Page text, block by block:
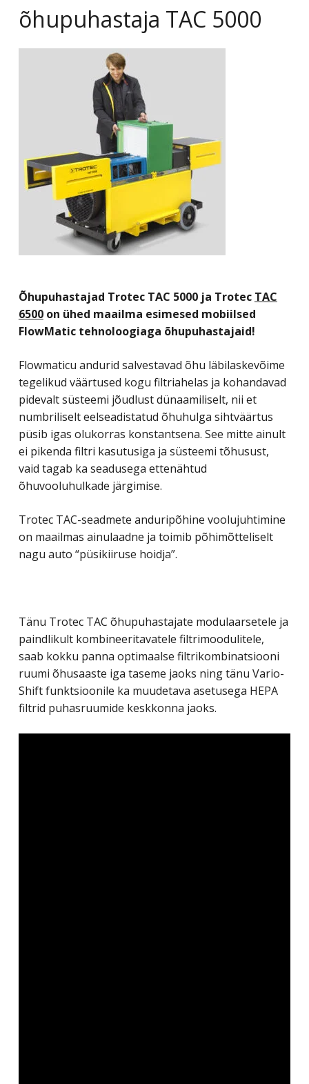
õhupuhastaja TAC 5000
Õhupuhastajad Trotec TAC 5000 ja Trotec TAC
6500on ühed maailma esimesed mobiilsed
FlowMatic tehnoloogiaga õhupuhastajaid!
Flowmaticu andurid salvestavad õhu läbilaskevõime
tegelikud väärtused kogu filtriahelas ja kohandavad
pidevalt süsteemi jõudlust dünaamiliselt, nii et
numbriliselt eelseadistatud õhuhulga sihtväärtus
püsib igas olukorras konstantsena. See mitte ainult
ei pikenda filtri kasutusiga ja süsteemi tõhusust,
vaid tagab ka seadusega ettenähtud
õhuvooluhulkade järgimise.
Trotec TAC-seadmete anduripõhine voolujuhtimine
on maailmas ainulaadne ja toimib põhimõtteliselt
nagu auto “püsikiiruse hoidja”.
Tänu Trotec TAC õhupuhastajate modulaarsetele ja
paindlikult kombineeritavatele filtrimoodulitele,
saab kokku panna optimaalse filtrikombinatsiooni
ruumi õhusaaste iga taseme jaoks ning tänu Vario-
Shift funktsioonile ka muudetava asetusega HEPA
filtrid puhasruumide keskkonna jaoks.